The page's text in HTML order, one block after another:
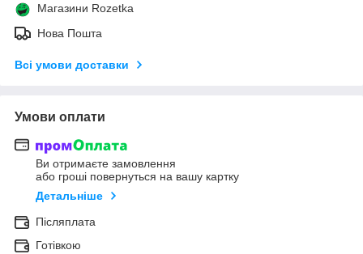
Магазини Rozetka
Нова Пошта
Всі умови доставки
Умови оплати
Ви отримаєте замовлення
або гроші повернуться на вашу картку
Детальніше
Післяплата
Готівкою